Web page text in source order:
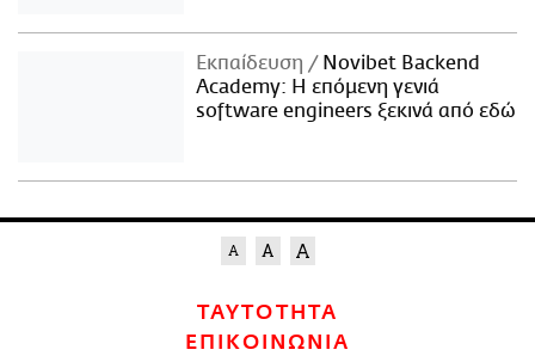
Εκπαίδευση
Novibet Backend
Academy: Η επόμενη γενιά
software engineers ξεκινά από εδώ
ΤΑΥΤΟΤΗΤΑ
ΕΠΙΚΟΙΝΩΝΙΑ